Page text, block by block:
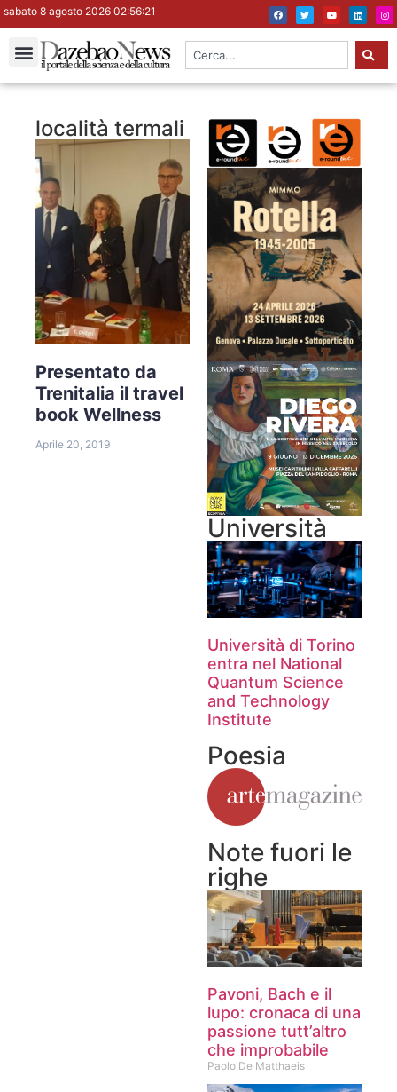
sabato 8 agosto 2026 02:56:21
località termali
Presentato da
Trenitalia il travel
book Wellness
Aprile 20, 2019
Università
Università di Torino
entra nel National
Quantum Science
and Technology
Institute
Poesia
Note fuori le
righe
Pavoni, Bach e il
lupo: cronaca di una
passione tutt’altro
che improbabile
Paolo De Matthaeis